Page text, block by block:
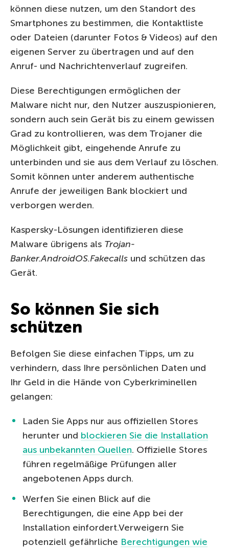
können diese nutzen, um den Standort des
Smartphones zu bestimmen, die Kontaktliste
oder Dateien (darunter Fotos & Videos) auf den
eigenen Server zu übertragen und auf den
Anruf- und Nachrichtenverlauf zugreifen.
Diese Berechtigungen ermöglichen der
Malware nicht nur, den Nutzer auszuspionieren,
sondern auch sein Gerät bis zu einem gewissen
Grad zu kontrollieren, was dem Trojaner die
Möglichkeit gibt, eingehende Anrufe zu
unterbinden und sie aus dem Verlauf zu löschen.
Somit können unter anderem authentische
Anrufe der jeweiligen Bank blockiert und
verborgen werden.
Kaspersky-Lösungen identifizieren diese
Malware übrigens als Trojan-
Banker.AndroidOS.Fakecalls und schützen das
Gerät.
So können Sie sich
schützen
Befolgen Sie diese einfachen Tipps, um zu
verhindern, dass Ihre persönlichen Daten und
Ihr Geld in die Hände von Cyberkriminellen
gelangen:
Laden Sie Apps nur aus offiziellen Stores
herunter und blockieren Sie die Installation
aus unbekannten Quellen. Offizielle Stores
führen regelmäßige Prüfungen aller
angebotenen Apps durch.
Werfen Sie einen Blick auf die
Berechtigungen, die eine App bei der
Installation einfordert.Verweigern Sie
potenziell gefährliche Berechtigungen wie